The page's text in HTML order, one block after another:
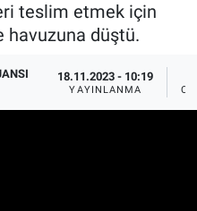
teslim etmek için
havuzuna düştü.
18.11.2023 - 10:19
YAYINLANMA